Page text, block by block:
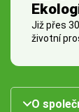
Již přes
životní
O